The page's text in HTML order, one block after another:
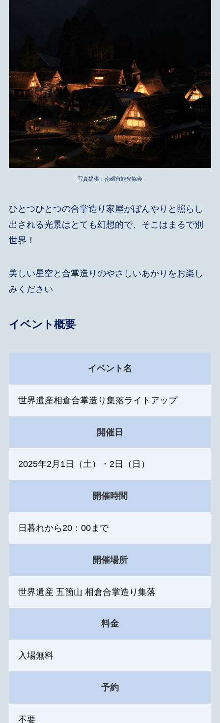
写真提供：南砺市観光協会
ひとつひとつの合掌造り家屋がぼんやりと照らし
出される光景はとても幻想的で、そこはまるで別
世界！
美しい星空と合掌造りのやさしいあかりをお楽し
みください
イベント概要
イベント名
世界遺産相倉合掌造り集落ライトアップ
開催日
2025年2月1日（土）・2日（日）
開催時間
日暮れから20：00まで
開催場所
世界遺産 五箇山 相倉合掌造り集落
料金
入場無料
予約
不要